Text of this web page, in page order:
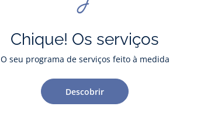
Chique! Os serviços
O seu programa de serviços feito à medida
Descobrir